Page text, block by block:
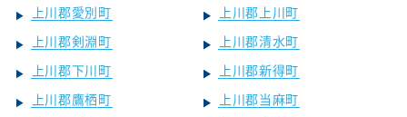
上川郡愛別町
上川郡上川町
上川郡剣淵町
上川郡清水町
上川郡下川町
上川郡新得町
上川郡鷹栖町
上川郡当麻町